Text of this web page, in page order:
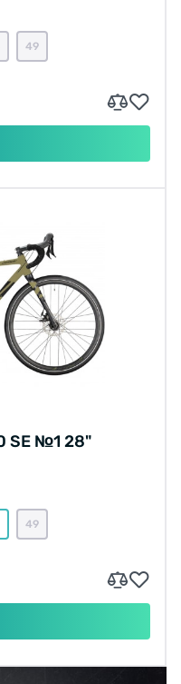
49
SE №1 28"
49